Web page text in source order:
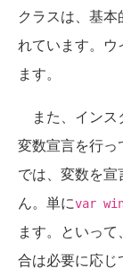
クラスは、基
れています。ウ
ます。
また、インス
変数宣言を行
では、変数を
ん。単にvar
ます。といっ
合は必要に応じ